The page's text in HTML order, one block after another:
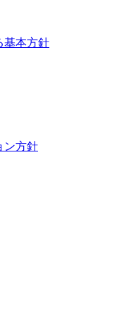
基本方針
ン方針